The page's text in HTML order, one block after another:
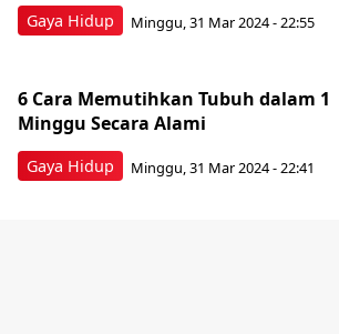
Gaya Hidup Minggu, 31 Mar 2024 - 22:55
Gaya Hidup
6 Cara Memutihkan Tubuh dalam 1
Minggu Secara Alami
Minggu, 31 Mar 2024 - 22:41